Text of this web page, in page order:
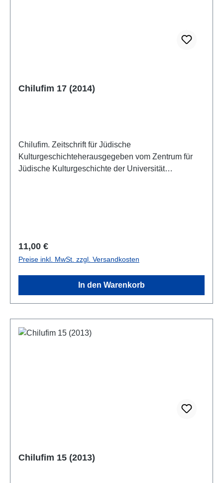
Chilufim 17 (2014)
Chilufim. Zeitschrift für Jüdische
Kulturgeschichteherausgegeben vom Zentrum für
Jüdische Kulturgeschichte der Universität
Regulärer Preis:
11,00 €
Preise inkl. MwSt. zzgl. Versandkosten
In den Warenkorb
Chilufim 15 (2013)